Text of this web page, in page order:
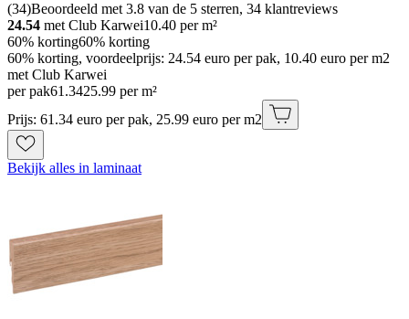
(34)Beoordeeld met 3.8 van de 5 sterren, 34 klantreviews
24.54 met Club Karwei10.40 per m²
60% korting60% korting
60% korting, voordeelprijs: 24.54 euro per pak, 10.40 euro per m2
met Club Karwei
per pak61.3425.99 per m²
Prijs: 61.34 euro per pak, 25.99 euro per m2
Bekijk alles in laminaat